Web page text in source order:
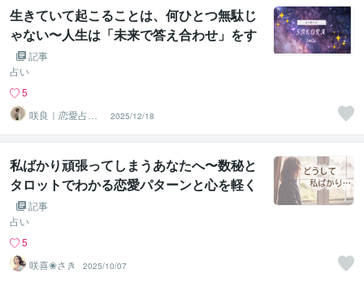
生きていて起こることは、何ひとつ無駄じ
ゃない〜人生は「未来で答え合わせ」をす
る旅〜
記事
占い
5
咲良｜恋愛占い
心導師
2025/12/18
私ばかり頑張ってしまうあなたへ〜数秘と
タロットでわかる恋愛パターンと心を軽く
するヒント〜
記事
占い
5
咲喜❀さき
2025/10/07